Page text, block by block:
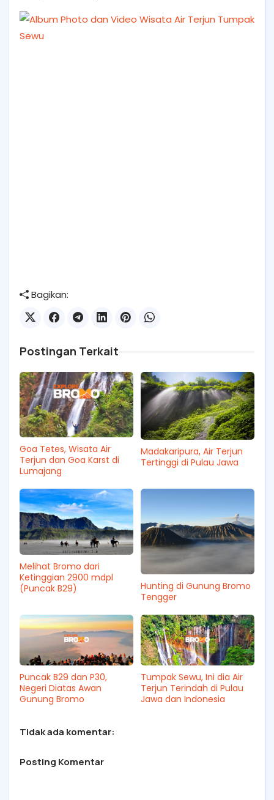
Bagikan:
Postingan Terkait
Goa Tetes, Wisata Air
Terjun dan Goa Karst di
Lumajang
Madakaripura, Air Terjun
Tertinggi di Pulau Jawa
Melihat Bromo dari
Ketinggian 2900 mdpl
(Puncak B29)
Hunting di Gunung Bromo
Tengger
Puncak B29 dan P30,
Negeri Diatas Awan
Gunung Bromo
Tumpak Sewu, Ini dia Air
Terjun Terindah di Pulau
Jawa dan Indonesia
Tidak ada komentar:
Posting Komentar